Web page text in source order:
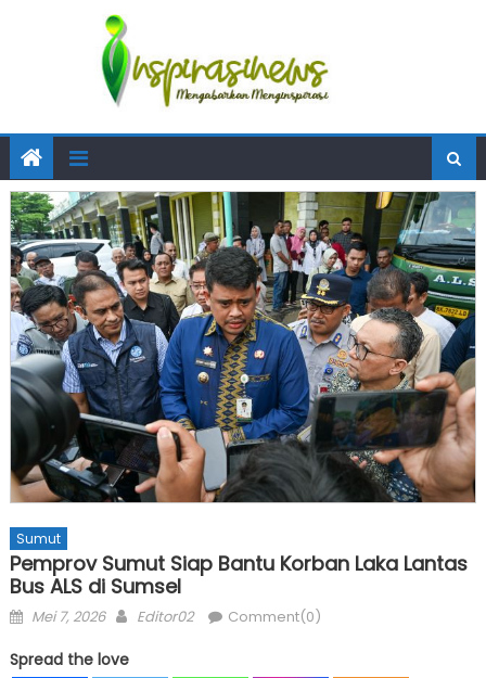
Sumut
Pemprov Sumut Siap Bantu Korban Laka Lantas
Bus ALS di Sumsel
Posted
Mei 7, 2026 Author
Editor02 Comment(0)
Spread the love